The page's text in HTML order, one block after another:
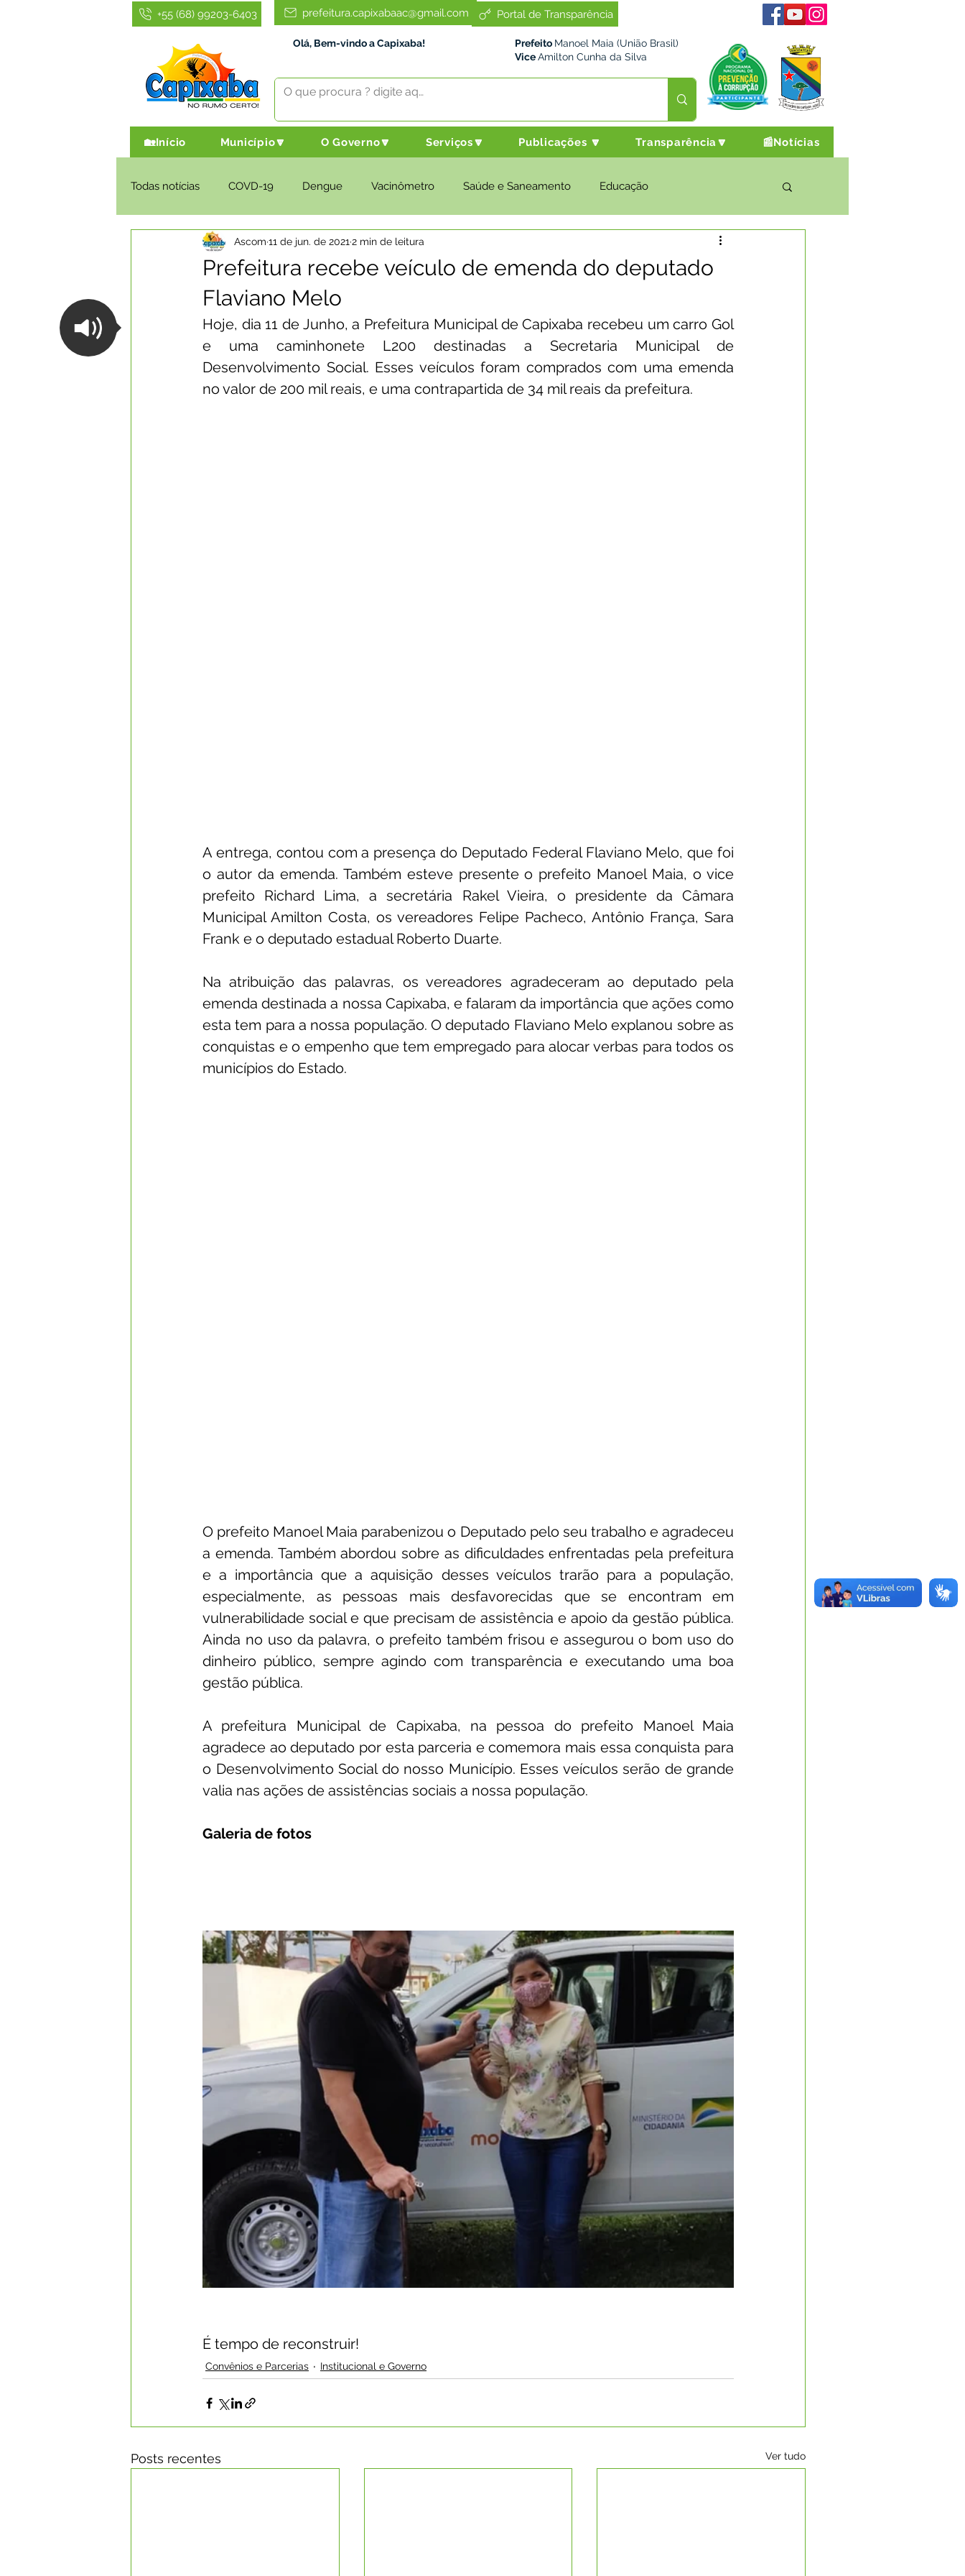
Portal de Transparência
prefeitura.capixabaac@gmail.com
+55 (68) 99203-6403
Olá, Bem-vindo a Capixaba! Prefeito Manoel Maia (União Brasil)
ViceAmilton Cunha da Silva
🏡Início Município🔽 O Governo🔽 Serviços🔽 Publicações 🔽 Transparência🔽 📰Notícias
Todas notícias COVD-19 Dengue Vacinômetro Saúde e Saneamento Educação
Infraestrutura e Obras Agricultura e Meio Ambiente Desporto Cultura e Lazer
Administração e Finanças Institucional e Governo
Nota Oficial
Prefeitura recebe veículo de emenda do deputado
Flaviano Melo
Ascom 11 de jun. de 2021 2 min de leitura
Hoje, dia 11 de Junho, a Prefeitura Municipal de Capixaba recebeu um carro Gol
e uma caminhonete L200 destinadas a Secretaria Municipal de
Desenvolvimento Social. Esses veículos foram comprados com uma emenda
no valor de 200 mil reais, e uma contrapartida de 34 mil reais da prefeitura.
A entrega, contou com a presença do Deputado Federal Flaviano Melo, que foi
o autor da emenda. Também esteve presente o prefeito Manoel Maia, o vice
prefeito Richard Lima, a secretária Rakel Vieira, o presidente da Câmara
Municipal Amilton Costa, os vereadores Felipe Pacheco, Antônio França, Sara
Frank e o deputado estadual Roberto Duarte.
Na atribuição das palavras, os vereadores agradeceram ao deputado pela
emenda destinada a nossa Capixaba, e falaram da importância que ações como
esta tem para a nossa população. O deputado Flaviano Melo explanou sobre as
conquistas e o empenho que tem empregado para alocar verbas para todos os
municípios do Estado.
O prefeito Manoel Maia parabenizou o Deputado pelo seu trabalho e agradeceu
a emenda. Também abordou sobre as dificuldades enfrentadas pela prefeitura
e a importância que a aquisição desses veículos trarão para a população,
especialmente, as pessoas mais desfavorecidas que se encontram em
vulnerabilidade social e que precisam de assistência e apoio da gestão pública.
Ainda no uso da palavra, o prefeito também frisou e assegurou o bom uso do
dinheiro público, sempre agindo com transparência e executando uma boa
gestão pública.
A prefeitura Municipal de Capixaba, na pessoa do prefeito Manoel Maia
agradece ao deputado por esta parceria e comemora mais essa conquista para
o Desenvolvimento Social do nosso Município. Esses veículos serão de grande
valia nas ações de assistências sociais a nossa população.
Galeria de fotos
É tempo de reconstruir!
Convênios e Parcerias Institucional e Governo
Posts recentes Ver tudo